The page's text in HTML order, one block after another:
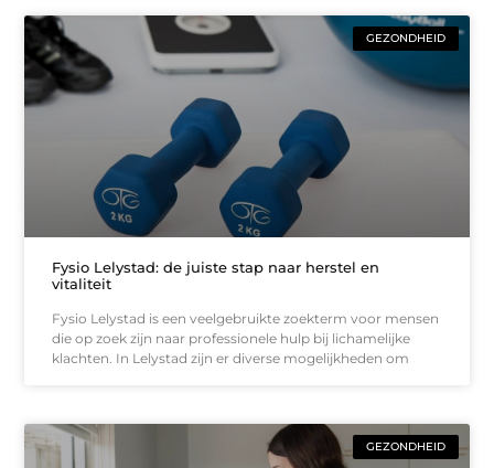
GEZONDHEID
Fysio Lelystad: de juiste stap naar herstel en
vitaliteit
Fysio Lelystad is een veelgebruikte zoekterm voor mensen
die op zoek zijn naar professionele hulp bij lichamelijke
klachten. In Lelystad zijn er diverse mogelijkheden om
GEZONDHEID